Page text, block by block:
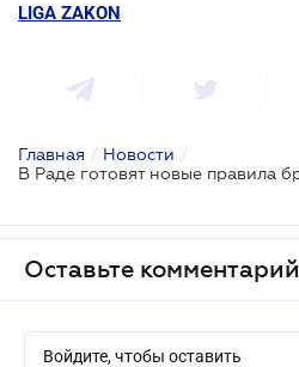
LIGA ZAKON
Главная / Новости /
Оставьте комментарий
Войдите, чтобы оставить